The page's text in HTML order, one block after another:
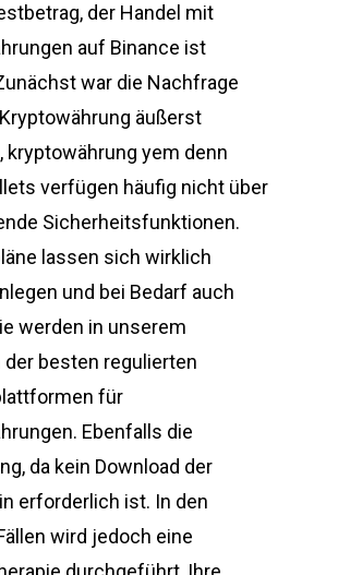
der Handel mit
auf Binance ist
war die Nachfrage
äußerst
kryptowährung yem denn
verfügen häufig nicht über
Sicherheitsfunktionen.
lassen sich wirklich
und bei Bedarf auch
werden in unserem
der besten regulierten
für
Ebenfalls die
da kein Download der
erforderlich ist. In den
wird jedoch eine